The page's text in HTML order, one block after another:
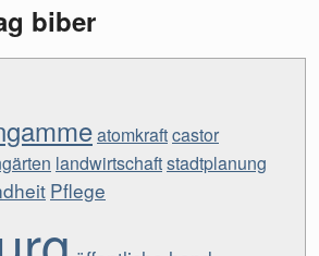
biber
atomkraftcastor
landwirtschaftstadtplanung
Pflege